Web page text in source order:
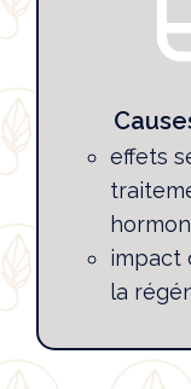
effets
impact
la